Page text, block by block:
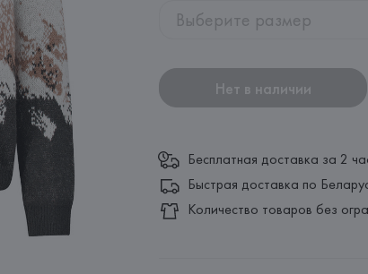
Выберите размер
Нет в наличии
Бесплатная доставка за 2
Быстрая доставка по
Количество товаров без